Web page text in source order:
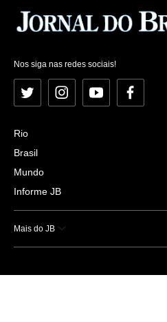
Nos siga nas redes sociais!
Twitter InstagramYouTubeFacebook
Rio
Brasil
Mundo
Informe JB
Mais do JB
Esportes